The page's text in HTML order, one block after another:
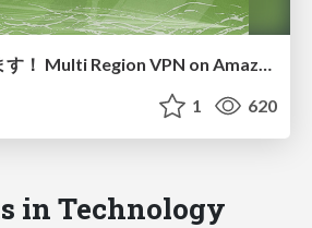
1 620
in Technology